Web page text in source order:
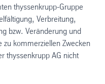
thyssenkrupp-Gruppe
Verbreitung,
bzw. Veränderung und
zu kommerziellen Zwecken
thyssenkrupp AG nicht